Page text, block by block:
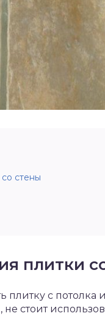
стены
плитки
плитку с
не стоит